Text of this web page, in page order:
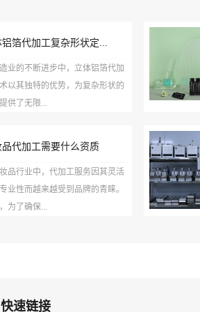
箔代加工复杂形状定...
业的不断进步中，立体铝箔代加
以其独特的优势，为复杂形状的
供了无限...
品代加工需要什么资质
品行业中，代加工服务因其灵活
业性而越来越受到品牌的青睐。
为了确保...
快速链接